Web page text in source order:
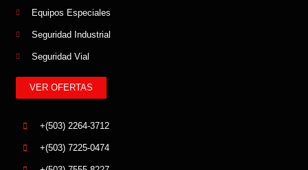
Equipos Especiales
Seguridad Industrial
Seguridad Vial
VER OFERTAS
+(503) 2264-3712
+(503) 7225-0474